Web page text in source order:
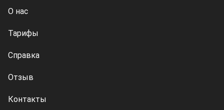
О нас
Тарифы
Справка
Отзыв
Контакты